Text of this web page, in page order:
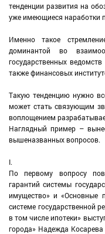
тенденции развития на
уже имеющиеся наработки
Именно такое
доминантой во
государственных
также финансовых
Такую тенденцию нужно
может стать связующим
воплощением
Наглядный пример –
вышеназванных вопросов.
I.
По первому вопросу
гарантий системы
имущество» и «Основные
системе государственной
в том числе ипотеки»
города» Надежда